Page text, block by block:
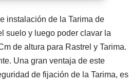
instalación de la Tarima de
suelo y luego poder clavar la
de altura para Rastrel y Tarima.
Una gran ventaja de este
de fijación de la Tarima, es